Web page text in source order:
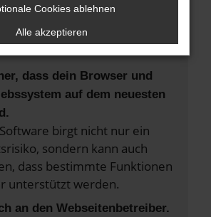
Gerät neu.
helfen,
Probleme zu beheben.
dass dein Browser und
auf dem neuesten
birgt nicht nur ein
sondern kann auch
dass bestimmte Funktionen
unterstützt werden.
an den Webseitenbetreiber.
Cookies ablehnen
Alle akzeptieren